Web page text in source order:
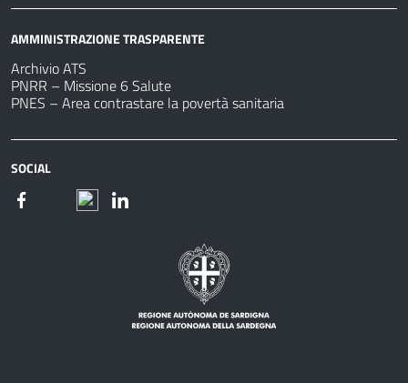
AMMINISTRAZIONE TRASPARENTE
Archivio ATS
PNRR – Missione 6 Salute
PNES – Area contrastare la povertà sanitaria
SOCIAL